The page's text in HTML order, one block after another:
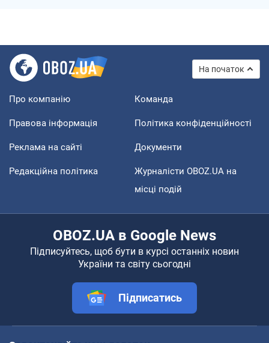
На початок
Про компанію Команда
Правова інформація Політика конфіденційності
Реклама на сайті Документи
Редакційна політика
Журналісти OBOZ.UA на
місці подій
OBOZ.UA в Google News
Підписуйтесь, щоб бути в курсі останніх новин
України та світу сьогодні
Підписатись